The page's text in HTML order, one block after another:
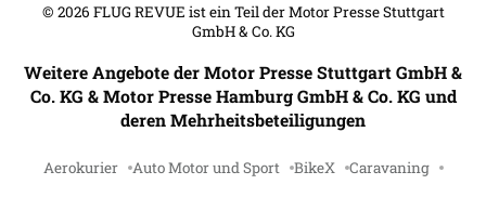
© 2026 FLUG REVUE ist ein Teil der Motor Presse Stuttgart
GmbH & Co. KG
Weitere Angebote der Motor Presse Stuttgart GmbH &
Co. KG & Motor Presse Hamburg GmbH & Co. KG und
deren Mehrheitsbeteiligungen
Aerokurier Auto Motor und Sport BikeX Caravaning